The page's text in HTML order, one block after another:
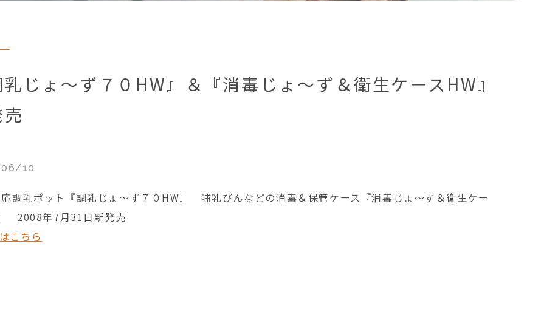
乳じょ〜ず７０HW』＆『消毒じょ〜ず＆衛生ケースHW』
10
調乳ポット『調乳じょ〜ず７０HW』 哺乳びんなどの消毒＆保管ケース『消毒じょ〜ず＆衛生ケー
2008年7月31日新発売
こちら